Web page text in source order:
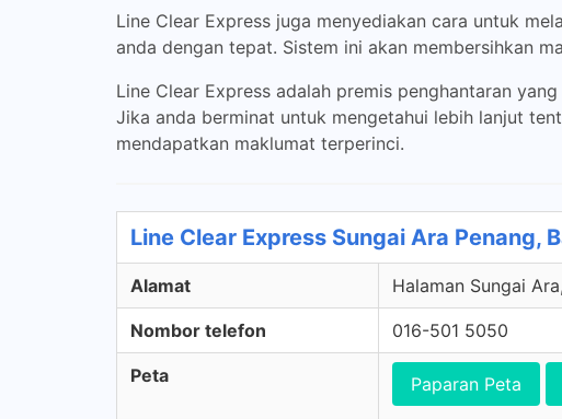
Line Clear Express juga menyediakan cara untuk
anda dengan tepat. Sistem ini akan membersihkan
Line Clear Express adalah premis penghantaran
Jika anda berminat untuk mengetahui lebih lanjut
mendapatkan maklumat terperinci.
Line Clear Express Sungai Ara Penang,
Alamat Halaman Sungai
Nombor telefon 016-501 5050
Peta Paparan Peta